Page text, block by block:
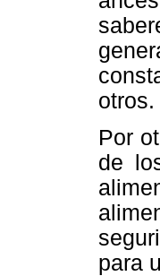
otros.
Por
de
para